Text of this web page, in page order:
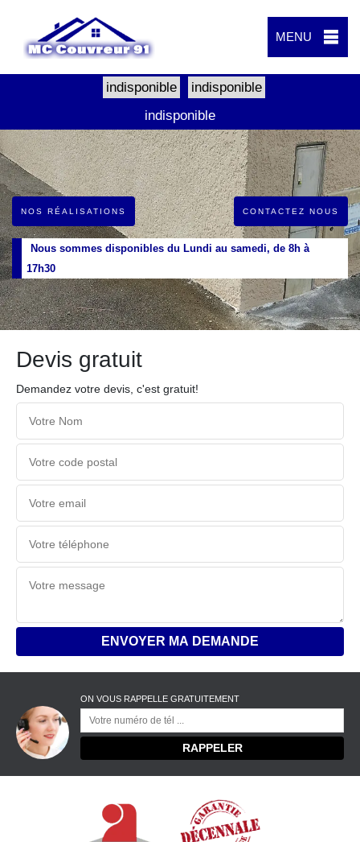
MENU
indisponible
indisponible
indisponible
NOS RÉALISATIONS CONTACTEZ NOUS
Nous sommes disponibles du Lundi au samedi, de 8h à
17h30
Devis gratuit
Demandez votre devis, c'est gratuit!
ON VOUS RAPPELLE GRATUITEMENT